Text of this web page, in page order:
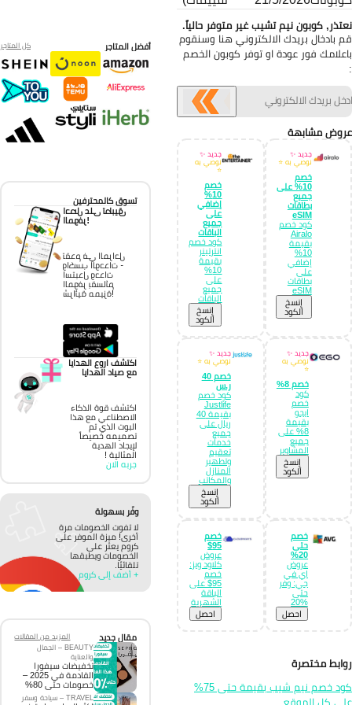
كوبون نيم تشيب غير متوفر حالياً.
بادخال بريدك الالكتروني هنا وسنقوم
فور عودة او توفر كوبون الخصم
مشابهة
جديد ✨
نوصي به ⭐
خصم
10% على
جميع
بطاقات
eSIM
كود خصم
Airalo
بقيمة
10%
إضافي
على
بطاقات
eSIM
إِنسخ
الكود
جديد ✨
نوصي به
خصم
10%
إضافي
على
جميع
الباقات
كود خصم
انترتينر
بقيمة
10%
على
جميع
الباقات
إِنسخ
الكود
جديد ✨
نوصي به
خصم 8%
كود
خصم
ايجو
بقيمة
8% على
جميع
المشاوير
إِنسخ
الكود
جديد ✨
نوصي به ⭐
خصم 40
ر.س
كود خصم
Justlife
بقيمة 40
ريال على
جميع
خدمات
تعقيم
وتطهير
المنازل
والمكاتب
إِنسخ
الكود
خصم
حتى
20%
عروض
اي في
جي: وفر
حتى
%20
احصل
خصم
95$
عروض
كلاود ويز:
خصم
95$ على
الباقة
الشهرية
احصل
مختصرة
كود خصم نيم شيب بقيمة حتى 75%
أفضل المتاجر كل المتاجر
تسوق كالمحترفين
احصل على تطبيق
الموفر!
تقدم في المراحل
واكسب الوحدات -
استبدل وحدات
الموفر بقسائم
شرائية مميزة!
اكتشف اروع الهدايا
مع صياد الهدايا
اكتشف قوة الذكاء
الاصطناعي مع هذا
البوت الذي تم
تصميمه خصيصاً
لإيجاد الهدية
المثالية !
جربه الان
وفّر بسهولة
لا تفوت الخصومات مرة
أخرى! ميزة الموفر على
كروم يعثر على
الخصومات ويطبقها
تلقائيًا.
+ أضف إلى كروم
مقال جديد
المزيد من المقالات
BEAUTY – الجمال
والعناية
تخفيضات سيفورا
القادمة في 2025 –
خصومات حتى 80%
TRAVEL – سياحة وسفر